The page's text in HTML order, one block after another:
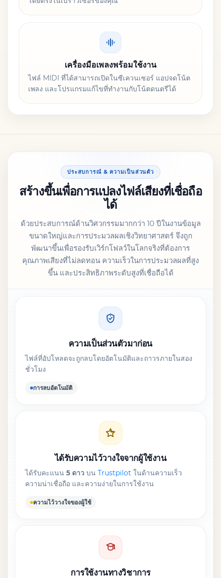
เครื่องมือเพลงพร้อมใช้งาน
ไฟล์ MIDI ที่ได้สามารถเปิดในซีเควนเซอร์ แอปจดโน้ต
เพลง และโปรแกรมแก้ไขที่ทำงานกับโน้ตดนตรีได้
ประสบการณ์ & ความเป็นส่วนตัว
สร้างขึ้นเพื่อการแปลงไฟล์เสียงที่เชื่อถือ
ได้
ด้วยประสบการณ์ด้านวิศวกรรมมากกว่า 10 ปีในงานข้อมูล
ขนาดใหญ่และการประมวลผลเชิงวิทยาศาสตร์ จึงถูก
พัฒนาขึ้นเพื่อรองรับเวิร์กโฟลว์ในโลกจริงที่ต้องการ
คุณภาพเสียงที่ไม่ลดทอน ความเร็วในการประมวลผลที่สูง
ขึ้น และประสิทธิภาพระดับสูงที่เชื่อถือได้
ความเป็นส่วนตัวมาก่อน
ไฟล์ที่อัปโหลดจะถูกลบโดยอัตโนมัติและถาวรภายในสอง
ชั่วโมง
การลบอัตโนมัติ
ได้รับความไว้วางใจจากผู้ใช้งาน
ได้รับคะแนน 5 ดาว บน Trustpilot ในด้านความเร็ว
ความน่าเชื่อถือ และความง่ายในการใช้งาน
ความไว้วางใจของผู้ใช้
การใช้งานทางวิชาการ